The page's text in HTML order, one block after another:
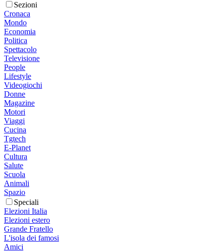
Sezioni
Cronaca
Mondo
Economia
Politica
Spettacolo
Televisione
People
Lifestyle
Videogiochi
Donne
Magazine
Motori
Viaggi
Cucina
Tgtech
E-Planet
Cultura
Salute
Scuola
Animali
Spazio
Speciali
Elezioni Italia
Elezioni estero
Grande Fratello
L'isola dei famosi
Amici